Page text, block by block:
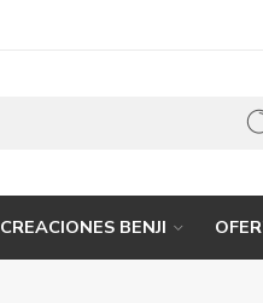
CREACIONES BENJI